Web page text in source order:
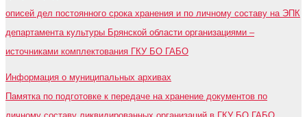
описей дел постоянного срока хранения и по личному составу на ЭПК
департамента культуры Брянской области организациями –
источниками комплектования ГКУ БО ГАБО
Информация о муниципальных архивах
Памятка по подготовке к передаче на хранение документов по